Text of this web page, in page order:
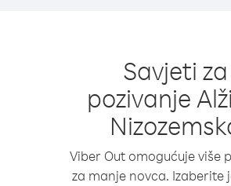
Savjeti za
pozivanje
Viber Out omogućuje više
za manje novca. Izaberite